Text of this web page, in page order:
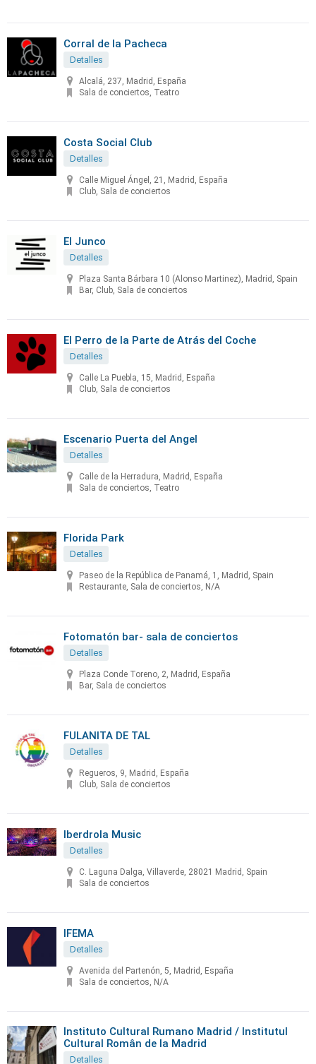
Corral de la Pacheca
Detalles
Alcalá, 237, Madrid, España
Sala de conciertos, Teatro
Costa Social Club
Detalles
Calle Miguel Ángel, 21, Madrid, España
Club, Sala de conciertos
El Junco
Detalles
Plaza Santa Bárbara 10 (Alonso Martinez), Madrid, Spain
Bar, Club, Sala de conciertos
El Perro de la Parte de Atrás del Coche
Detalles
Calle La Puebla, 15, Madrid, España
Club, Sala de conciertos
Escenario Puerta del Angel
Detalles
Calle de la Herradura, Madrid, España
Sala de conciertos, Teatro
Florida Park
Detalles
Paseo de la República de Panamá, 1, Madrid, Spain
Restaurante, Sala de conciertos, N/A
Fotomatón bar- sala de conciertos
Detalles
Plaza Conde Toreno, 2, Madrid, España
Bar, Sala de conciertos
FULANITA DE TAL
Detalles
Regueros, 9, Madrid, España
Club, Sala de conciertos
Iberdrola Music
Detalles
C. Laguna Dalga, Villaverde, 28021 Madrid, Spain
Sala de conciertos
IFEMA
Detalles
Avenida del Partenón, 5, Madrid, España
Sala de conciertos, N/A
Instituto Cultural Rumano Madrid / Institutul
Cultural Român de la Madrid
Detalles